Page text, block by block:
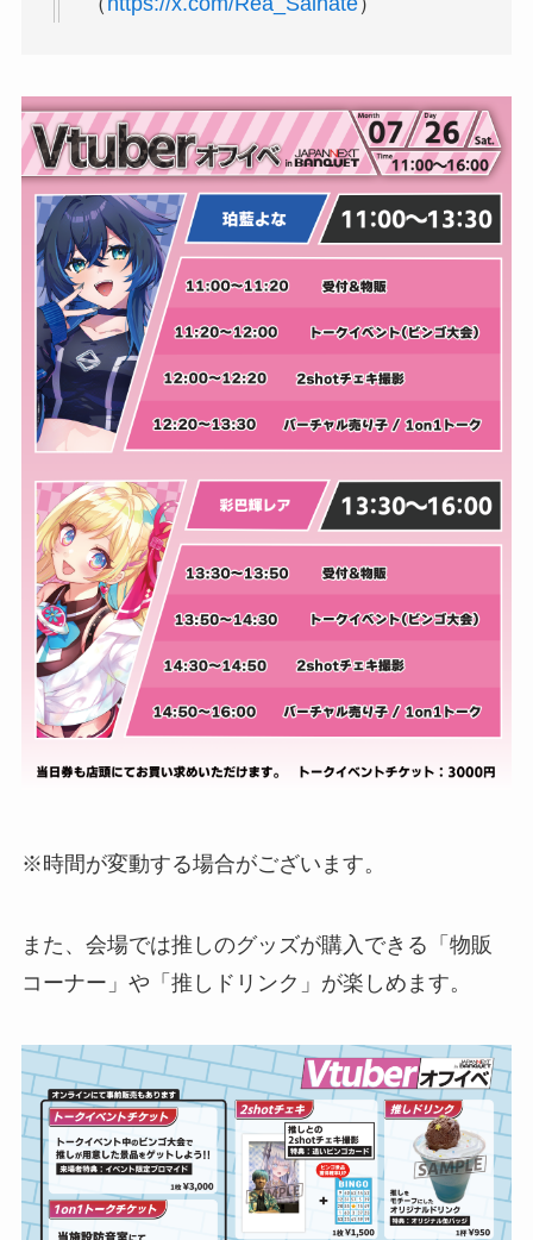
※時間が変動する場合がございます。
また、会場では推しのグッズが購入できる「物販
コーナー」や「推しドリンク」が楽しめます。